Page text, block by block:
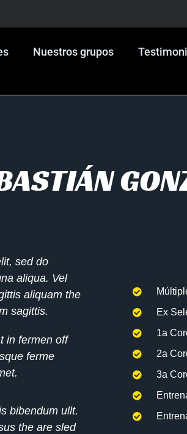
Nuestros grupos
sed do
aliqua. Vel
aliquam the
sagittis.
in fermen off
ferme
bibendum ullt.
the are sled
Ex
1a
2a
3a